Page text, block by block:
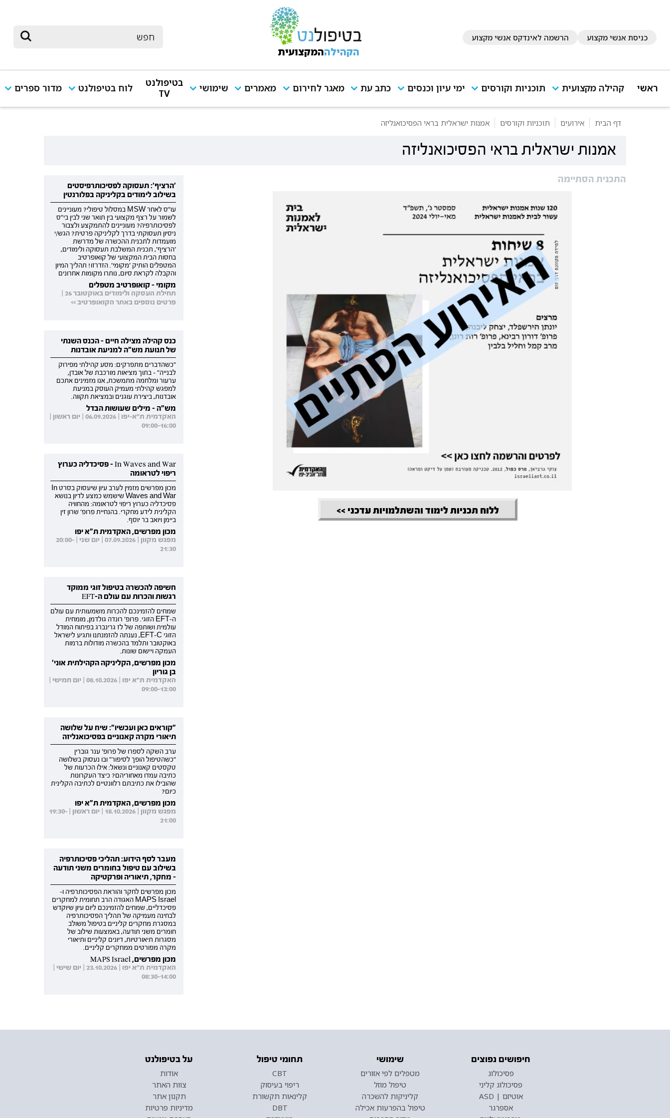
כניסת אנשי מקצוע הרשמה לאינדקס אנשי מקצוע
הקהילההמקצועית
ראשי קהילה מקצועית תוכניות וקורסים ימי עיון וכנסים כתב עת מאגר לחירום מאמרים שימושי
בטיפולנט
TV
לוח בטיפולנט מדור ספרים
דף הבית אירועים תוכניות וקורסים אמנות ישראלית בראי הפסיכואנליזה
אמנות ישראלית בראי הפסיכואנליזה
התכנית הסתיימה
ללוח תכניות לימוד והשתלמויות עדכני >>
'הרציף': תעסוקה לפסיכותרפיסטים
בשילוב לימודים בקליניקה בפלורנטין
עו"ס לאחר MSW במסלול טיפולי? מעוניינים
לשמור על רצף מקצועי בין תואר שני לבין בי"ס
לפסיכותרפיה? מעוניינים להתמקצע ולצבור
ניסיון תעסוקתי בדרך לקליניקה פרטית? הגש/י
מועמדות לתכנית ההכשרה של מדרשת
'הרציף', תכנית המשלבת תעסוקה ולימודים,
בחסות הבית המקצועי של קואופרטיב
המטפלים הותיק 'מקומי'. הזדרזו! תהליך המיון
והקבלה לקראת סיום, נותרו מקומות אחרונים
מקומי - קואופרטיב מטפלים
תחילת העסקה ולימודים באוקטובר 26 |
פרטים נוספים באתר הקואופרטיב >>
כנס קהילה מצילה חיים - הכנס השנתי
של תנועת מש"ה למניעת אובדנות
"כשהדברים מתפרקים: מסע קהילתי מפירוק
לבנייה" - בתוך מציאות מורכבת של אובדן,
ערעור ומלחמה מתמשכת, אנו מזמינים אתכם
למפגש קהילתי מעמיק העוסק במניעת
אובדנות, ביצירת עוגנים ובמציאת תקווה.
מש"ה - מילים שעושות הבדל
האקדמית ת"א-יפו | 06.09.2026 | יום ראשון |
09:00-16:00
In Waves and War - פסיכדליה כערוץ
ריפוי לטראומה
מכון מפרשים מזמין לערב עיון שיעסוק בסרט In
Waves and War שישמש כמצע לדיון בנושא
פסיכדליה כערוץ ריפוי לטראומה: מהחוויה
הקלינית לידע מחקרי. בהנחיית פרופ' שרון זין
ביימן ויואב בר יוסף.
מכון מפרשים, האקדמית ת"א יפו
מפגש מקוון | 07.09.2026 | יום שני | 20:00-
21:30
חשיפה להכשרה בטיפול זוגי ממוקד
רגשות והכרות עם עולם ה-EFT
שמחים להזמינכם להכרות משמעותית עם עולם
ה-EFT הזוגי. פרופ' רונדה גולדמן, מומחית
עולמית ושותפה של לז גרינברג בפיתוח המודל
הזוגי EFT-C, נענתה להזמנתנו ותגיע לישראל
באוקטובר ותלמד בהכשרה מודולות ברמות
העמקה ויישום שונות.
מכון מפרשים, הקליניקה הקהילתית אוני'
בן גוריון
האקדמית ת"א יפו | 08.10.2026 | יום חמישי |
09:00-13:00
"קוראים כאן ועכשיו": שיח על שלושה
תיאורי מקרה קאנוניים בפסיכואנליזה
ערב השקה לספרו של פרופ' ענר גוברין
"כשהטיפול הופך לסיפור" ובו נעסוק בשלושה
טקסטים קאנוניים ונשאל: אילו הכרעות של
כתיבה עמדו מאחוריהם? כיצד העקרונות
שהובילו את כתיבתם רלוונטיים לכתיבה הקלינית
כיום?
מכון מפרשים, האקדמית ת"א יפו
מפגש מקוון | 18.10.2026 | יום ראשון | 19:30-
21:00
מעבר לסף הידוע: תהליכי פסיכותרפיה
בשילוב עם טיפול בחומרים משני תודעה
- מחקר, תיאוריה ופרקטיקה
מכון מפרשים לחקר והוראת הפסיכותרפיה ו-
MAPS Israel האגודה הרב תחומית למחקרים
פסיכדליים, שמחים להזמינכם ליום עיון שיוקדש
לבחינה מעמיקה של תהליך הפסיכותרפיה
במסגרת מחקרים קליניים בטיפול משולב
חומרים משני תודעה, באמצעות שילוב של
מסגרות תיאורטיות, דיונים קליניים ותיאורי
מקרה מפורטים ממחקרים קליניים.
מכון מפרשים, MAPS Israel
האקדמית ת"א יפו | 23.10.2026 | יום שישי |
08:30-14:00
חיפושים נפוצים
פסיכולוג
פסיכולוג קליני
אוטיזם | ASD
אספרגר
שימושי
מטפלים לפי אזורים
טיפול מוזל
קליניקות להשכרה
טיפול בהפרעות אכילה
תחומי טיפול
CBT
ריפוי בעיסוק
קלינאות תקשורת
DBT
על בטיפולנט
אודות
צוות האתר
תקנון אתר
מדיניות פרטיות